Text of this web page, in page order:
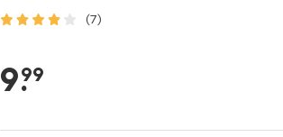
(7)
voor-
9.
99